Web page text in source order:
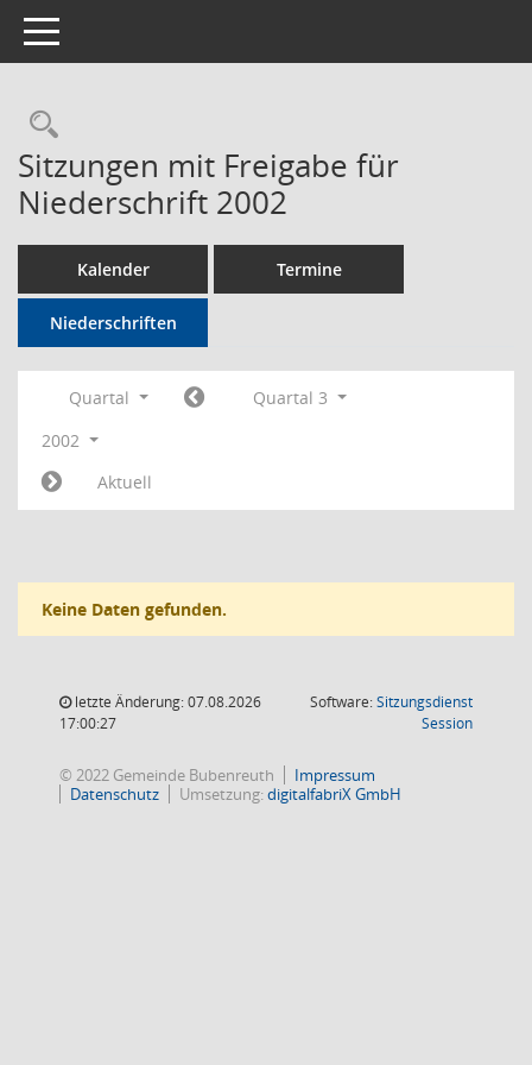
Toggle navigation
Rechercheauswahl
Sitzungen mit Freigabe für
Niederschrift 2002
Kalender Termine
Niederschriften
Quartal
Quartal 3
2002
Aktuell
Keine Daten gefunden.
letzte Änderung: 07.08.2026
17:00:27
Software:Sitzungsdienst
Session(Wird in
© 2022 Gemeinde Bubenreuth
Impressum
Datenschutz
Umsetzung:digitalfabriX GmbH